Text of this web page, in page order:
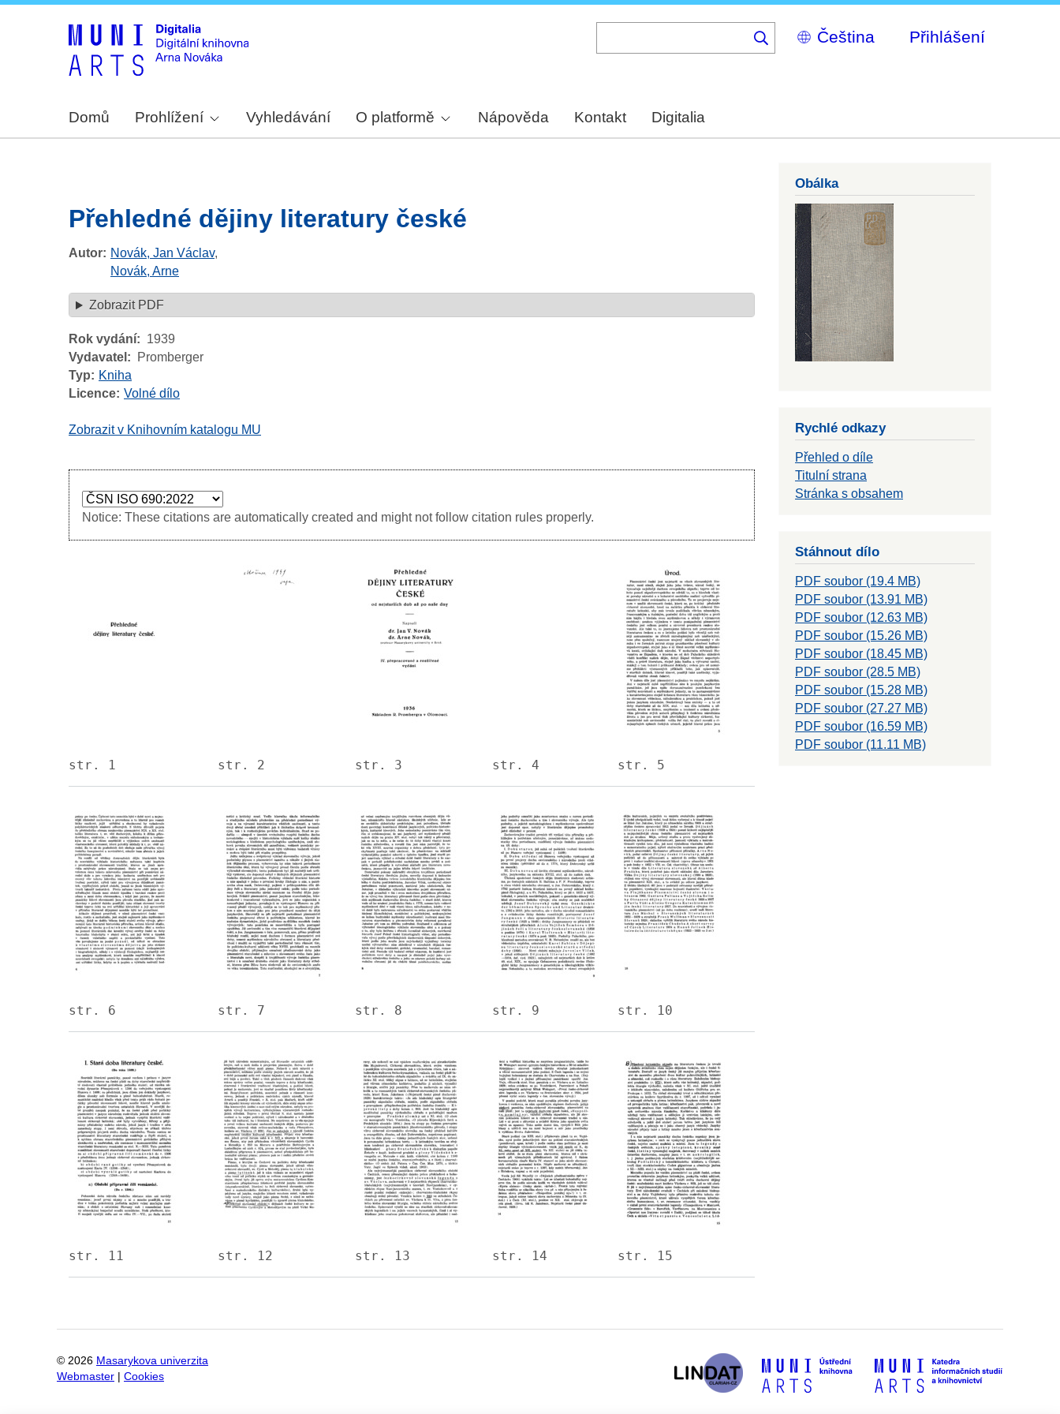
Select
your
Přihlášení
Domů Prohlížení Vyhledávání O platformě Nápověda Kontakt Digitalia
Přehledné dějiny literatury české
Autor Novák, Jan Václav,
Novák, Arne
Zobrazit PDF
Rok vydání
1939
Vydavatel
Promberger
Typ
Kniha
Licence Volné dílo
Zobrazit v Knihovním katalogu MU
Notice: These citations are automatically created and might not follow citation rules properly.
str. 1
Image
str. 2 str. 3 str. 4 str. 5
Image
str. 6
Image
str. 7
Image
str. 8
Image
str. 9
Image
str. 10
Image
str. 11
Image
str. 12
Image
str. 13
Image
str. 14
Image
str. 15
Obálka
Rychlé odkazy
Přehled o díle
Titulní strana
Stránka s obsahem
Stáhnout dílo
PDF soubor (19.4 MB)
PDF soubor (13.91 MB)
PDF soubor (12.63 MB)
PDF soubor (15.26 MB)
PDF soubor (18.45 MB)
PDF soubor (28.5 MB)
PDF soubor (15.28 MB)
PDF soubor (27.27 MB)
PDF soubor (16.59 MB)
PDF soubor (11.11 MB)
© 2026 Masarykova univerzita
Webmaster
Cookies